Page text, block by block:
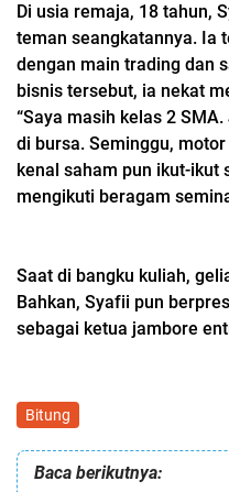
Di usia remaja, 18 tahun,
teman seangkatannya. Ia
dengan main trading dan
bisnis tersebut, ia nekat
“Saya masih kelas 2
di bursa. Seminggu,
kenal saham pun ikut-ikut
mengikuti beragam
Saat di bangku kuliah,
Bahkan, Syafii pun
sebagai ketua jambore
Bitung
Baca berikutnya: